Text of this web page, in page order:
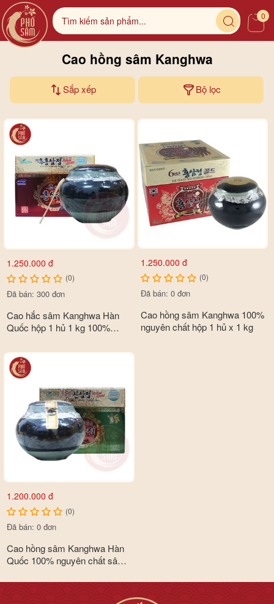
0
Cao hồng sâm Kanghwa
Sắp xếp Bộ lọc
1.250.000 đ
(0)
Đã bán: 300 đơn
Cao hắc sâm Kanghwa Hàn
Quốc hộp 1 hủ 1 kg 100%
1.250.000 đ
(0)
Đã bán: 0 đơn
Cao hồng sâm Kanghwa 100%
nguyên chất hộp 1 hủ x 1 kg
1.200.000 đ
(0)
Đã bán: 0 đơn
Cao hồng sâm Kanghwa Hàn
Quốc 100% nguyên chất sâm